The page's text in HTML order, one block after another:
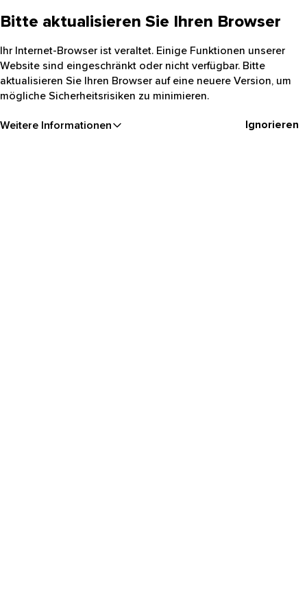
Bitte aktualisieren Sie Ihren Browser
Ihr Internet-Browser ist veraltet. Einige Funktionen unserer
Website sind eingeschränkt oder nicht verfügbar. Bitte
aktualisieren Sie Ihren Browser auf eine neuere Version, um
mögliche Sicherheitsrisiken zu minimieren.
Weitere Informationen Ignorieren